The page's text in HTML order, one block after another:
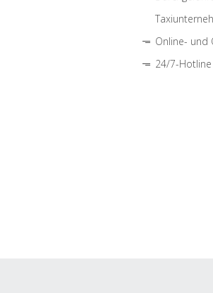
Online- und
24/7-Hotline